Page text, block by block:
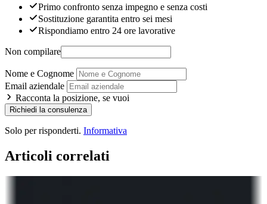
Primo confronto senza impegno e senza costi
Sostituzione garantita entro sei mesi
Rispondiamo entro 24 ore lavorative
Non compilare
Nome e Cognome
Email aziendale
Racconta la posizione, se vuoi
Richiedi la consulenza
Solo per risponderti. Informativa
Articoli correlati